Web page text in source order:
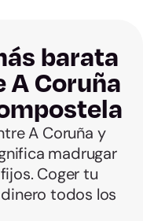
barata
Coruña
A Coruña y
madrugar
Coger tu
todos los